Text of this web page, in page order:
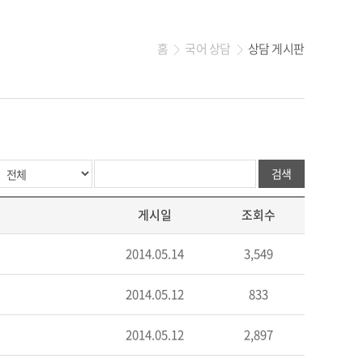
홈 > 국어 상담 > 상담 게시판
검색
게시일 조회수
2014.05.14 3,549
2014.05.12 833
2014.05.12 2,897